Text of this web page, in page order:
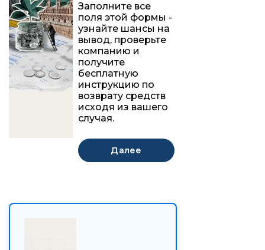
Заполните все
поля этой формы -
узнайте шансы на
вывод, проверьте
компанию и
получите
бесплатную
инструкцию по
возврату средств
исходя из вашего
случая.